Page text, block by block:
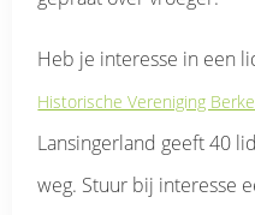
Heb je interesse in een
Historische Vereniging
Lansingerland geeft 40
weg. Stuur bij interesse